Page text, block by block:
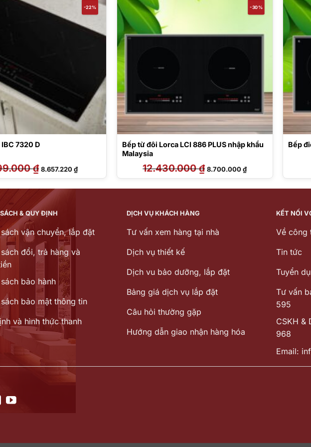
-22%
7320 D
₫ Giá
gốc
là:
8.657.220₫Giá
hiện
tại
8.657.220 ₫.
-30%
Bếp từ đôi Lorca LCI 886 PLUS nhập khẩu
Malaysia
12.430.000₫ Giá
gốc
là:
8.700.000₫Giá
hiện
tại
8.700.000 ₫.
Bếp
& QUY ĐỊNH
vận chuyển, lắp đặt
đổi, trả hàng và
bảo hành
bảo mật thông tin
và hình thức thanh
DỊCH VỤ KHÁCH HÀNG
Tư vấn xem hàng tại nhà
Dịch vụ thiết kế
Dịch vu bảo dưỡng, lắp đặt
Bảng giá dịch vụ lắp đặt
Câu hỏi thường gặp
Hướng dẫn giao nhận hàng hóa
KẾT NỐI
Về công
Tin tức
Tuyển
Tư vấn
595
CSKH &
968
Email: